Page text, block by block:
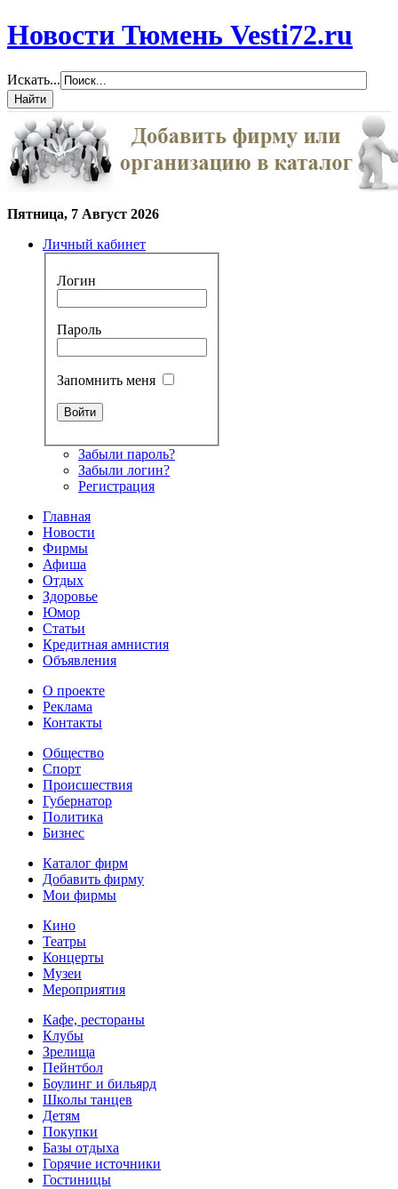
Новости Тюмень Vesti72.ru
Искать...
Пятница, 7 Август 2026
Личный кабинет
Логин
Пароль
Запомнить меня
Забыли пароль?
Забыли логин?
Регистрация
Главная
Новости
Фирмы
Афиша
Отдых
Здоровье
Юмор
Статьи
Кредитная амнистия
Объявления
О проекте
Реклама
Контакты
Общество
Спорт
Происшествия
Губернатор
Политика
Бизнес
Каталог фирм
Добавить фирму
Мои фирмы
Кино
Театры
Концерты
Музеи
Мероприятия
Кафе, рестораны
Клубы
Зрелища
Пейнтбол
Боулинг и бильярд
Школы танцев
Детям
Покупки
Базы отдыха
Горячие источники
Гостиницы